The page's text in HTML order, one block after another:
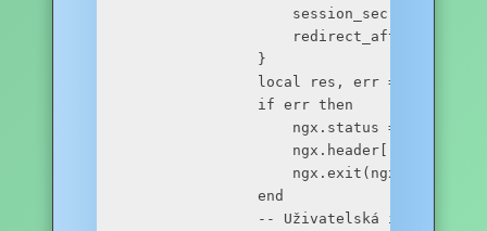
session_secret = "a-
                }
local res, err =
                if err then
                    ngx.status = 302
                end
-- Uživatelská identita